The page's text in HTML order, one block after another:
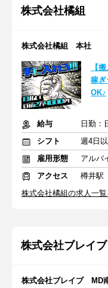
株式会社橘組
株式会社橘組 本社
【
稼
OK♪
給与
シフト
週4日
雇用形態
アルバ
アクセス
樽井駅
株式会社橘組の求人一
株式会社ブレイブ
株式会社ブレイブ MD